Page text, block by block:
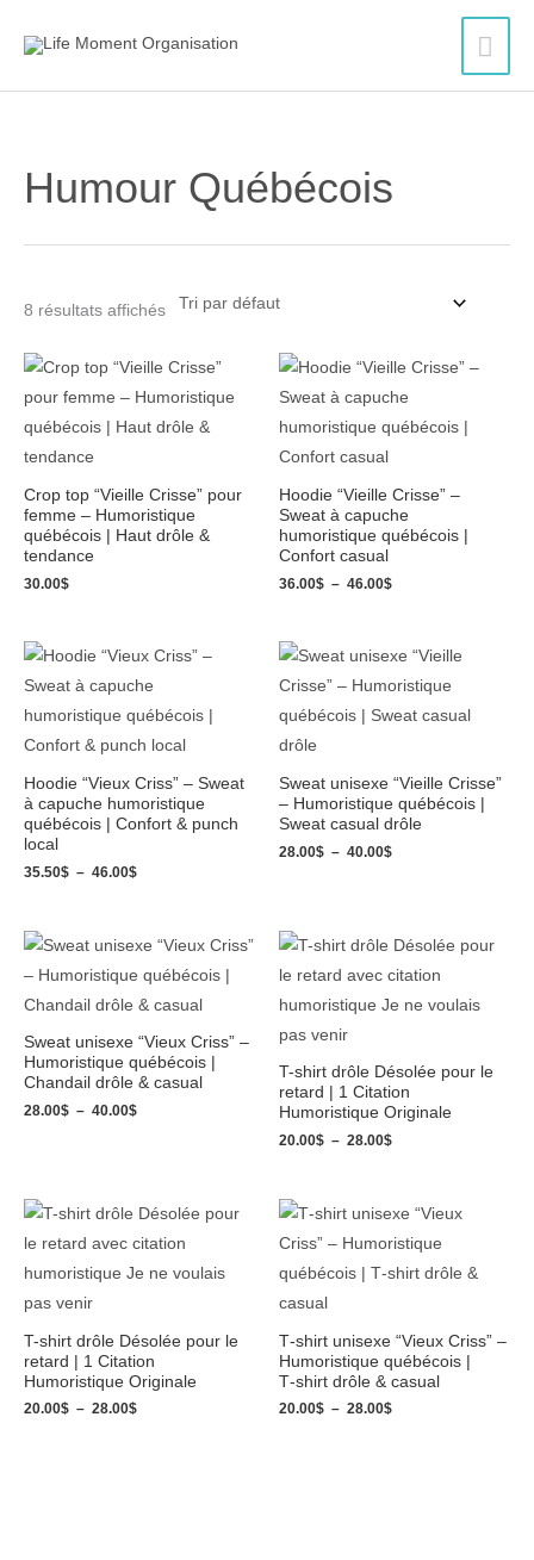
Humour Québécois
8 résultats affichés
Crop top “Vieille Crisse” pour
femme – Humoristique
québécois | Haut drôle &
tendance
30.00$
Hoodie “Vieille Crisse” –
Sweat à capuche
humoristique québécois |
Confort casual
36.00$ – 46.00$
Plage
prix :
36.00$
à
Hoodie “Vieux Criss” – Sweat
à capuche humoristique
québécois | Confort & punch
local
35.50$ – 46.00$
Plage
prix :
35.50$
à
46.00$
Sweat unisexe “Vieille Crisse”
– Humoristique québécois |
Sweat casual drôle
28.00$ – 40.00$
Plage
prix :
28.00$
à
Sweat unisexe “Vieux Criss” –
Humoristique québécois |
Chandail drôle & casual
28.00$ – 40.00$
Plage
prix :
28.00$
à
40.00$
T-shirt drôle Désolée pour le
retard | 1 Citation
Humoristique Originale
20.00$ – 28.00$
Plage
prix :
à
T-shirt drôle Désolée pour le
retard | 1 Citation
Humoristique Originale
20.00$ – 28.00$
Plage
prix :
à
T‑shirt unisexe “Vieux Criss” –
Humoristique québécois |
T‑shirt drôle & casual
20.00$ – 28.00$
Plage
prix :
20.00$
à